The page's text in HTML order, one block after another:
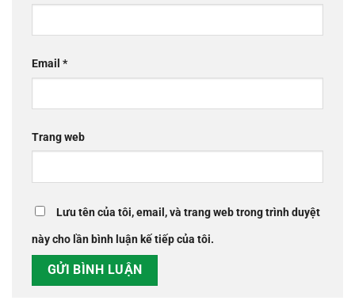
Email *
Trang web
Lưu tên của tôi, email, và trang web trong trình duyệt
này cho lần bình luận kế tiếp của tôi.